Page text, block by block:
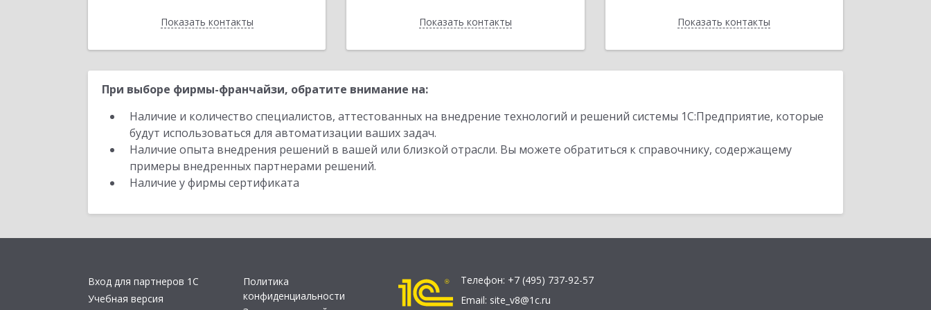
Показать контакты
Назад Показать контакты
Назад Показать контакты
Назад
При выборе фирмы-франчайзи, обратите внимание на:
Наличие и количество специалистов, аттестованных на внедрение технологий и решений системы 1С:Предприятие, которые
будут использоваться для автоматизации ваших задач.
Наличие опыта внедрения решений в вашей или близкой отрасли. Вы можете обратиться к справочнику, содержащему
примеры внедренных партнерами решений.
Наличие у фирмы сертификата
Вход для партнеров 1С
Учебная версия
Политика
конфиденциальности
Телефон: +7 (495) 737-92-57
Email: site_v8@1c.ru